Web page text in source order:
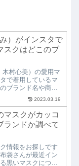
）がインスタで
スクはどこのブ
村心美）の愛用マ
で着用しているマ
ブランド名や商品
購入可能なショッ
す。父・木村拓哉
さん、それに妹の
のあのマスクも登
♪
2023.03.19
マスクがカッコ
ランドか調べて
情報をお探しです
袋さんが最近イン
黒いマスクについ